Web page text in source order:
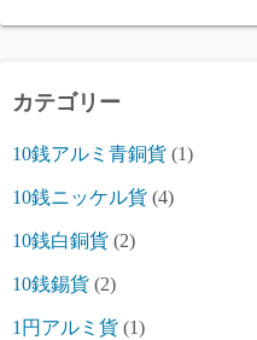
カテゴリー
10銭アルミ青銅貨 (1)
10銭ニッケル貨 (4)
10銭白銅貨 (2)
10銭錫貨 (2)
1円アルミ貨 (1)